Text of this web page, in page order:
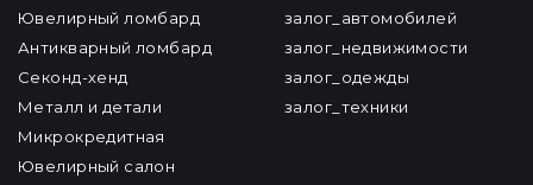
Ювелирный ломбард
Антикварный ломбард
Секонд-хенд
Металл и детали
Микрокредитная
Ювелирный салон
залог_автомобилей
залог_недвижимости
залог_одежды
залог_техники